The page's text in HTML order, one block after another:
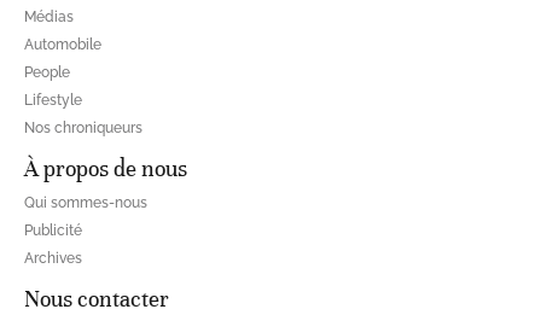
Médias
Automobile
People
Lifestyle
Nos chroniqueurs
À propos de nous
Qui sommes-nous
Publicité
Archives
Nous contacter